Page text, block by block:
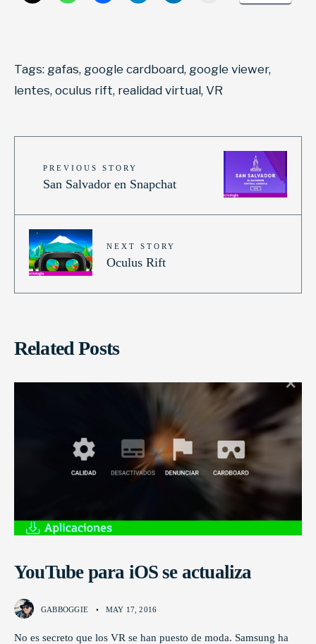
Tags: gafas, google cardboard, google viewer,
lentes, oculus rift, realidad virtual, VR
PREVIOUS STORY
San Salvador en Snapchat
NEXT STORY
Oculus Rift
Related Posts
YouTube para iOS se actualiza
GABBOGGIE • MAY 17, 2016
No es secreto que los VR se han puesto de moda. Samsung ha